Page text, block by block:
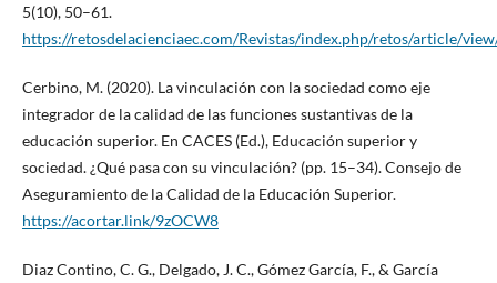
5(10), 50–61.
https://retosdelacienciaec.com/Revistas/index.php/retos/article/
Cerbino, M. (2020). La vinculación con la sociedad como eje
integrador de la calidad de las funciones sustantivas de la
educación superior. En CACES (Ed.), Educación superior y
sociedad. ¿Qué pasa con su vinculación? (pp. 15–34). Consejo de
Aseguramiento de la Calidad de la Educación Superior.
https://acortar.link/9zOCW8
Diaz Contino, C. G., Delgado, J. C., Gómez García, F., & García